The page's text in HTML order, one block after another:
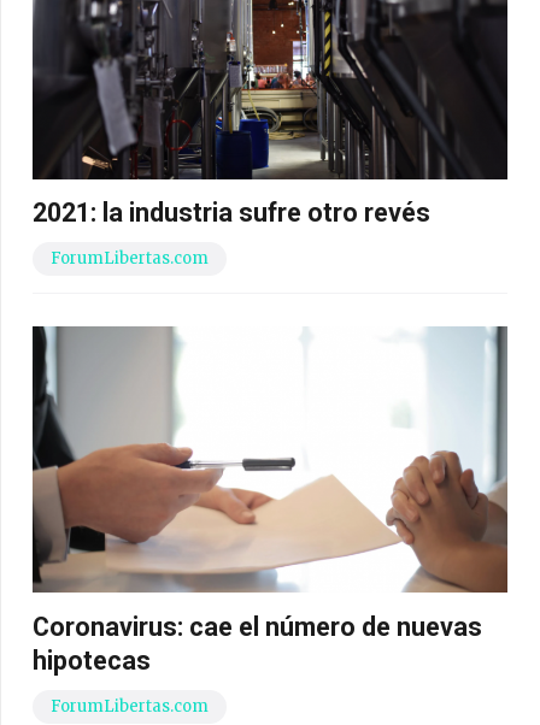
2021: la industria sufre otro revés
ForumLibertas.com
Coronavirus: cae el número de nuevas
hipotecas
ForumLibertas.com